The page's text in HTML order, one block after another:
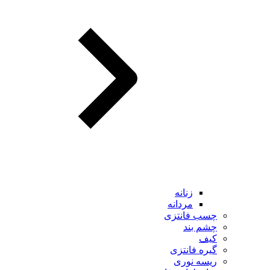
زنانه
مردانه
چسب فانتزی
چشم بند
کیف
گیره فانتزی
ریسه نوری